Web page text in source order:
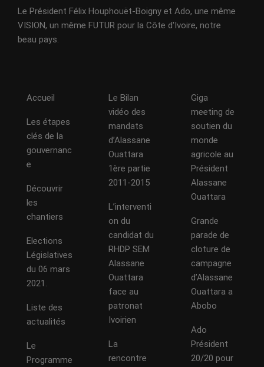
Le Président Félix Houphouët-Boigny et Ado, une même
VISION, un même FUTUR pour la Côte d'Ivoire, notre
beau pays.
Accueil
Les étapes
clés de la
gouvernanc
e
Découvrir
les
chantiers
Elections
Législatives
du 06 mars
2021.
Liste des
actualités
Le
Programme
Le Bilan
vidéo des
mandats
d’Alassane
Ouattara
1ère partie
2011-2015
L’interventi
on du
candidat du
RHDP SEM
Alassane
Ouattara
face au
patronat
Ivoirien
La
rencontre
Giga
meeting de
soutien du
monde
agricole au
Président
Alassane
Ouattara
Grande
parade de
cloture de
campagne
d’Alassane
Ouattara a
Abobo
Ado
Président
20/20 pour